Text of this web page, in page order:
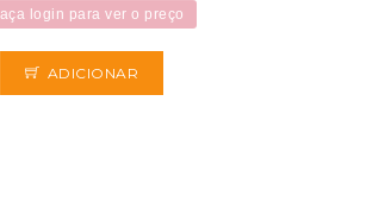
login para ver o preço
ADICIONAR